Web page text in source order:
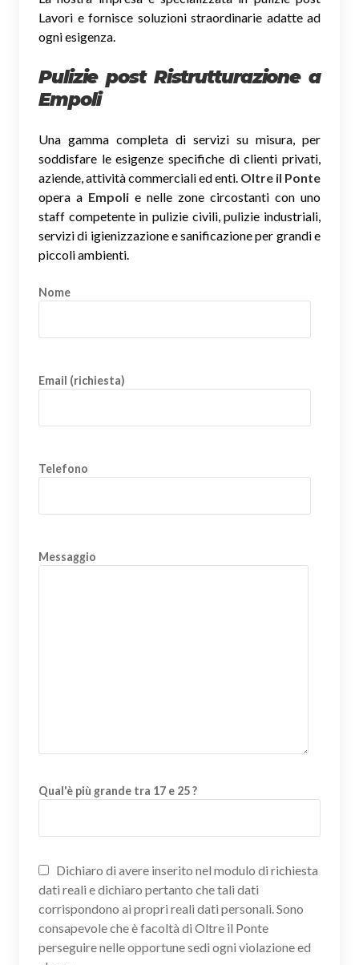
Lavori e fornisce soluzioni straordinarie adatte ad
ogni esigenza.
Pulizie post Ristrutturazione a
Empoli
Una gamma completa di servizi su misura, per
soddisfare le esigenze specifiche di clienti privati,
aziende, attività commerciali ed enti. Oltre il Ponte
opera a Empoli e nelle zone circostanti con uno
staff competente in pulizie civili, pulizie industriali,
servizi di igienizzazione e sanificazione per grandi e
piccoli ambienti.
Nome
Email (richiesta)
Telefono
Messaggio
Qual'è più grande tra 17 e 25 ?
Dichiaro di avere inserito nel modulo di richiesta
dati reali e dichiaro pertanto che tali dati
corrispondono ai propri reali dati personali. Sono
consapevole che è facoltà di Oltre il Ponte
perseguire nelle opportune sedi ogni violazione ed